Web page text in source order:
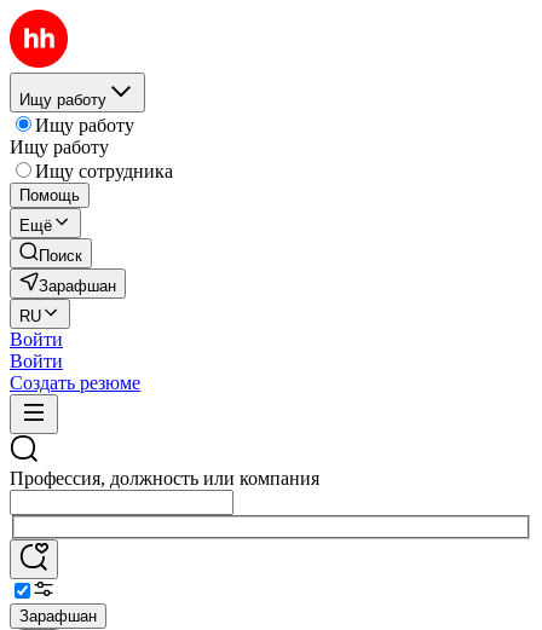
Ищу работу
Ищу работу
Ищу работу
Ищу сотрудника
Помощь
Ещё
Поиск
Зарафшан
RU
Войти
Войти
Создать резюме
Профессия, должность или компания
Зарафшан